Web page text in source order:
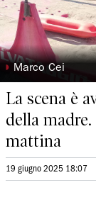
◗ Marco Cei
La scena è
della
mattina
19 giugno 2025 18:07